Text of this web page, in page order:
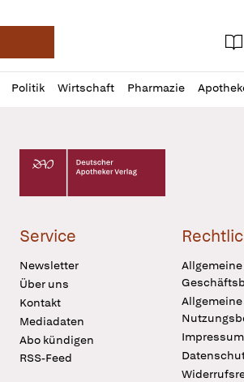
Deutsche Apotheker Zeitung
Aktuelle
login
Politik Wirtschaft Pharmazie
Profil
öffnen
Daz
Pur
Deutscher Apotheker Verlag Logo
Service
Newsletter
Über uns
Kontakt
Mediadaten
Abo kündigen
RSS-Feed
Allgemeine
Allgemeine
Impressum